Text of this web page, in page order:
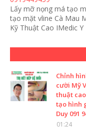
Lấy mỡ nọng má tạo
tạo mặt vline Cà Mau
Kỹ Thuật Cao IMedic Y
Chỉnh
cười Mỹ
thuật
tạo hình
Duy 091
01:24